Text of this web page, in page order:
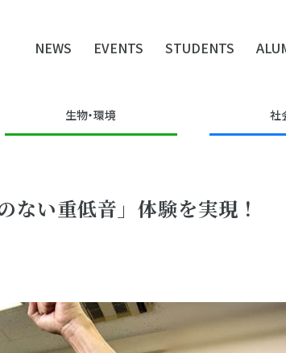
NEWS EVENTS STUDENTS
生物・環境 社
い重低音」体験を実現！